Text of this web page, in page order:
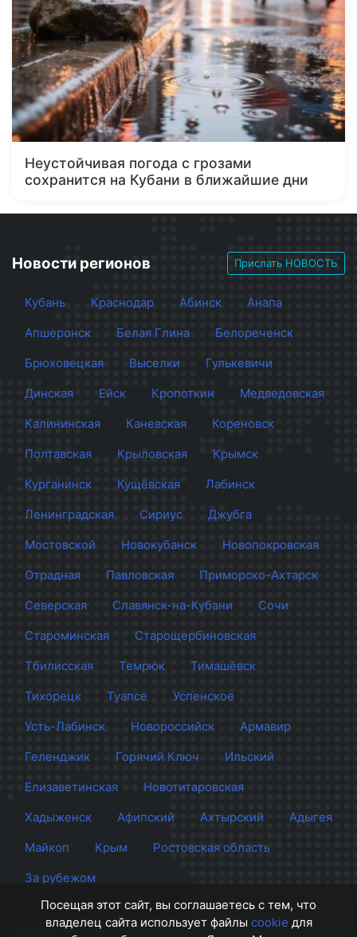
Неустойчивая погода с грозами
сохранится на Кубани в ближайшие дни
Новости регионов Прислать НОВОСТЬ
Кубань Краснодар Абинск
Анапа
Апшеронск
Белая Глина
Белореченск
Брюховецкая
Выселки
Гулькевичи
Динская
Ейск Кропоткин
Медведовская
Калининская
Каневская
Кореновск
Полтавская
Крыловская
Крымск
Курганинск
Кущёвская
Лабинск
Ленинградская
Сириус
Джубга
Мостовской
Новокубанск
Новопокровская
Отрадная
Павловская
Приморско-Ахтарск
Северская
Славянск-на-Кубани
Сочи
Староминская
Старощербиновская
Тбилисская
Темрюк
Тимашёвск
Тихорецк
Туапсе
Успенское
Усть-Лабинск
Новороссийск
Армавир
Геленджик
Горячий Ключ
Ильский
Елизаветинская
Новотитаровская
Хадыженск
Афипский Ахтырский
Адыгея
Майкоп
Крым
Ростовская область
За рубежом
Посещая этот сайт, вы соглашаетесь с тем, что
владелец сайта использует файлы cookie для